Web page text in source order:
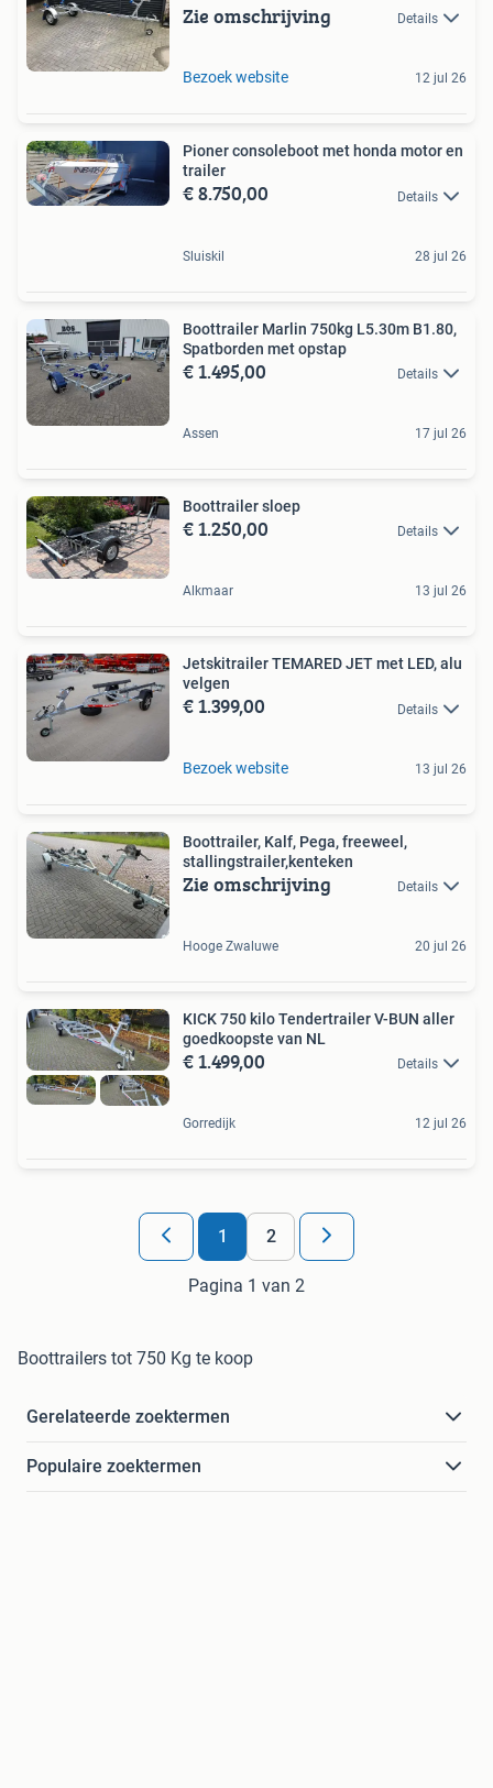
Zie omschrijving Details
Bezoek website 12 jul 26
Pioner consoleboot met honda motor en
trailer
€ 8.750,00 Details
Sluiskil 28 jul 26
Boottrailer Marlin 750kg L5.30m B1.80,
Spatborden met opstap
€ 1.495,00 Details
Assen 17 jul 26
Boottrailer sloep
€ 1.250,00 Details
Alkmaar 13 jul 26
Jetskitrailer TEMARED JET met LED, alu
velgen
€ 1.399,00 Details
Bezoek website 13 jul 26
Boottrailer, Kalf, Pega, freeweel,
stallingstrailer,kenteken
Zie omschrijving Details
Hooge Zwaluwe 20 jul 26
KICK 750 kilo Tendertrailer V-BUN aller
goedkoopste van NL
€ 1.499,00 Details
Gorredijk 12 jul 26
1 2
Pagina 1 van 2
Boottrailers tot 750 Kg te koop
Gerelateerde zoektermen
Populaire zoektermen